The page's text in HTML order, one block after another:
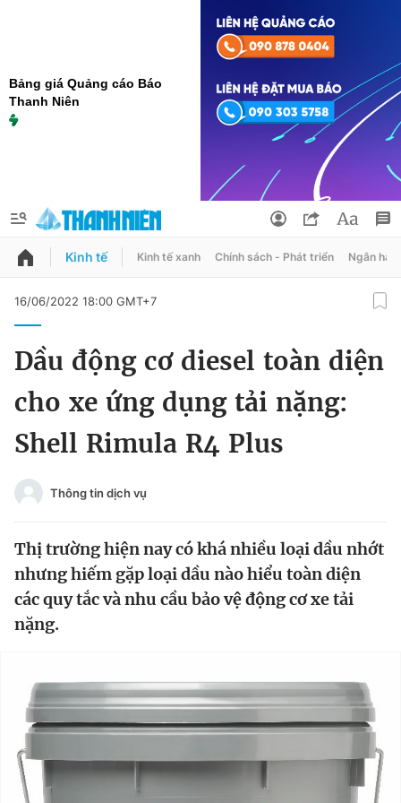
Bảng giá Quảng cáo Báo
Thanh Niên
QUẢNG CÁO
Tin 24h
Video Magazine
Thông tin tòa soạn Liên hệ quảng cáo
Đổi mật khẩu
Tin đã lưu
Tin đã xem
Đăng xuất
Kinh tế Kinh tế xanh Chính sách - Phát triển Ngân
16/06/2022 18:00 GMT+7
Dầu động cơ diesel toàn diện
cho xe ứng dụng tải nặng:
Shell Rimula R4 Plus
Thông tin dịch vụ
Thị trường hiện nay có khá nhiều loại dầu nhớt
nhưng hiếm gặp loại dầu nào hiểu toàn diện
các quy tắc và nhu cầu bảo vệ động cơ xe tải
nặng.